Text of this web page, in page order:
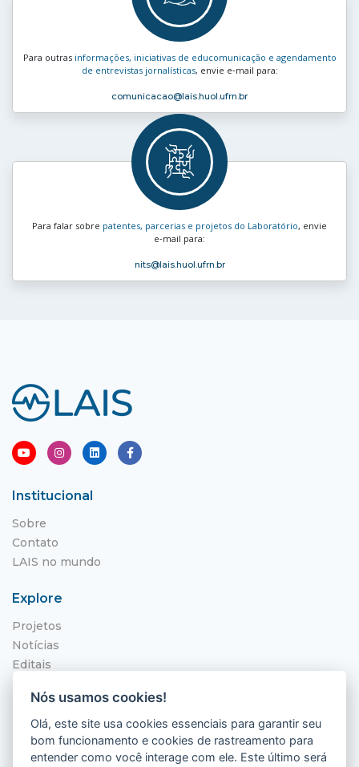
Para outras informações, iniciativas de educomunicação e agendamento
de entrevistas jornalísticas, envie e‑mail para:
comunicacao@lais.huol.ufrn.br
Para falar sobre patentes, parcerias e projetos do Laboratório, envie
e‑mail para:
nits@lais.huol.ufrn.br
Institucional
Sobre
Contato
LAIS no mundo
Explore
Projetos
Notícias
Editais
Localização
Hospital Universitário Onofre Lopes - HUOL
Nós usamos cookies!
Olá, este site usa cookies essenciais para garantir seu
bom funcionamento e cookies de rastreamento para
entender como você interage com ele. Este último será